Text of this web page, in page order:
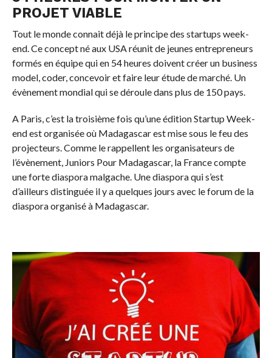
PROJET VIABLE
Tout le monde connait déjà le principe des startups week-
end. Ce concept né aux USA réunit de jeunes entrepreneurs
formés en équipe qui en 54 heures doivent créer un business
model, coder, concevoir et faire leur étude de marché. Un
évènement mondial qui se déroule dans plus de 150 pays.
A Paris, c’est la troisième fois qu’une édition Startup Week-
end est organisée où Madagascar est mise sous le feu des
projecteurs. Comme le rappellent les organisateurs de
l’évènement, Juniors Pour Madagascar, la France compte
une forte diaspora malgache. Une diaspora qui s’est
d’ailleurs distinguée il y a quelques jours avec le forum de la
diaspora organisé à Madagascar.